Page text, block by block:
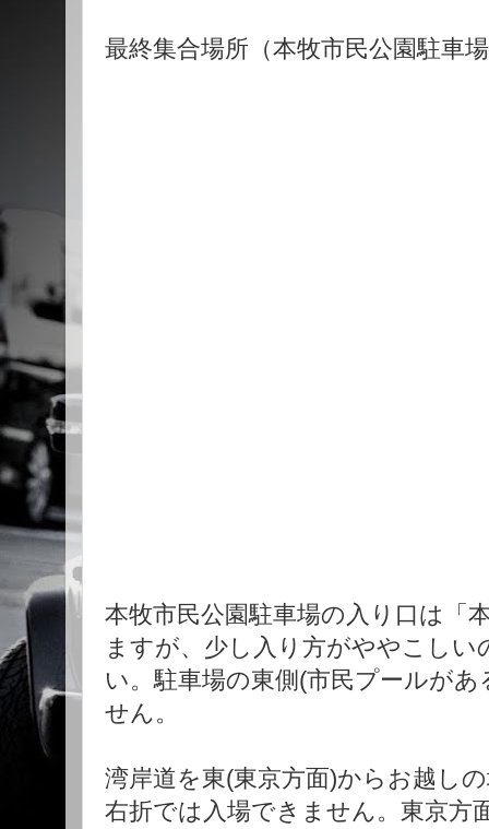
最終集合場所（本牧市民公園駐車
本牧市民公園駐車場の入り口は「
ますが、少し入り方がややこし
い。駐車場の東側(市民プールが
せん。
湾岸道を東(東京方面)からお越し
右折では入場できません。東京方